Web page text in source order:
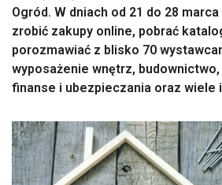
Ogród. W dniach od 21 do 28
zrobić zakupy online, pobrać
porozmawiać z blisko 70
wyposażenie wnętrz,
finanse i ubezpieczania oraz wiele